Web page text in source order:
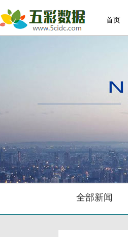
首页
全部新闻